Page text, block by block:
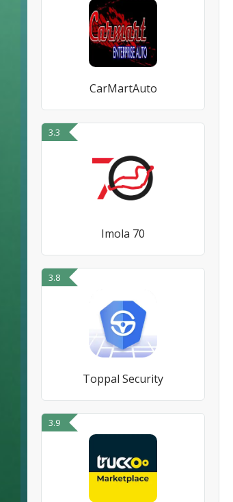
CarMartAuto
3.3
Imola 70
3.8
Toppal Security
3.9